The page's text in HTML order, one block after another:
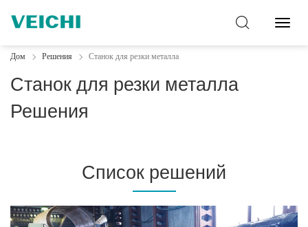
Дом Решения Станок для резки металла
Станок для резки металла
Решения
Список решений